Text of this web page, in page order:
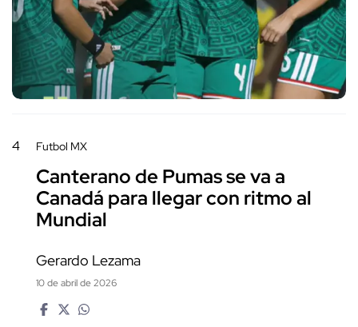
4 Futbol MX
Canterano de Pumas se va a
Canadá para llegar con ritmo al
Mundial
Gerardo Lezama
10 de abril de 2026